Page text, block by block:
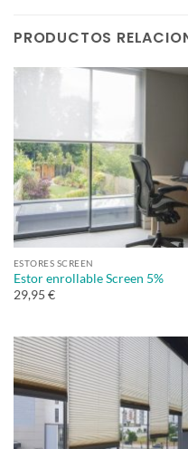
PRODUCTOS
ESTORES SCREEN
Estor enrollable Screen 5%
29,95 €